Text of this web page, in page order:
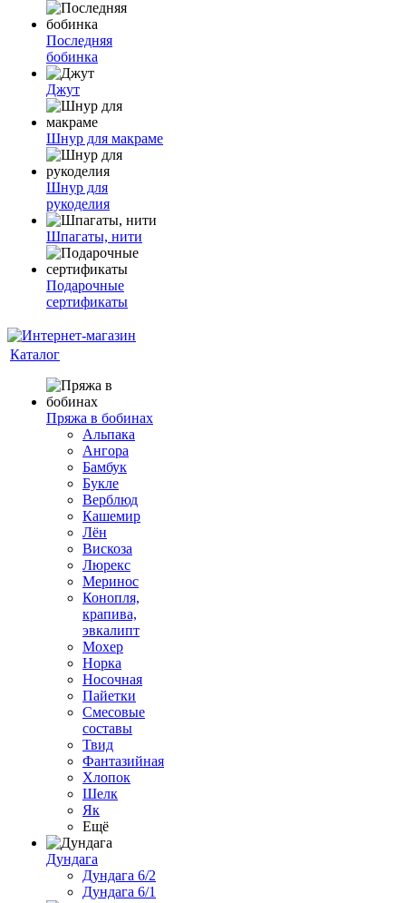
Последняя
бобинка
Джут
Шнур для макраме
Шнур для
рукоделия
Шпагаты, нити
Подарочные
сертификаты
Каталог
Пряжа в бобинах
Альпака
Ангора
Бамбук
Букле
Верблюд
Кашемир
Лён
Вискоза
Люрекс
Меринос
Конопля,
крапива,
эвкалипт
Мохер
Норка
Носочная
Пайетки
Смесовые
составы
Твид
Фантазийная
Хлопок
Шелк
Як
Ещё
Дундага
Дундага 6/2
Дундага 6/1